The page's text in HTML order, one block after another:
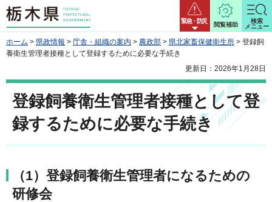
栃木県 緊急・防災
閲覧補助
検索
メニュー
ホーム > 県政情報 > 庁舎・組織の案内 > 農政部 > 県北家畜保健衛生所 > 登録飼
養衛生管理者接種として登録するために必要な手続き
更新日：2026年1月28日
登録飼養衛生管理者接種として登
録するために必要な手続き
（1）登録飼養衛生管理者になるための
研修会